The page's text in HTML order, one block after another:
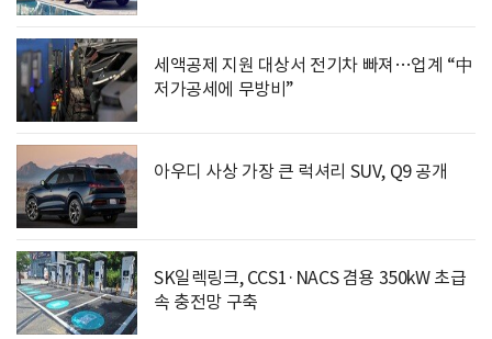
세액공제 지원 대상서 전기차 빠져…업계 “中
저가공세에 무방비”
아우디 사상 가장 큰 럭셔리 SUV, Q9 공개
SK일렉링크, CCS1·NACS 겸용 350kW 초급
속 충전망 구축